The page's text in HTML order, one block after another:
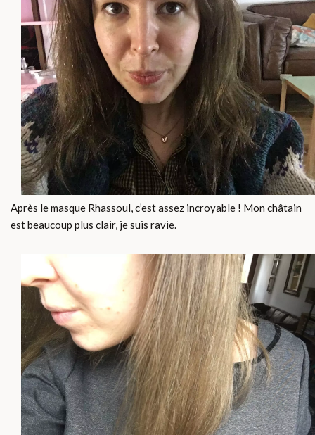
Après le masque Rhassoul, c’est assez incroyable ! Mon châtain
est beaucoup plus clair, je suis ravie.